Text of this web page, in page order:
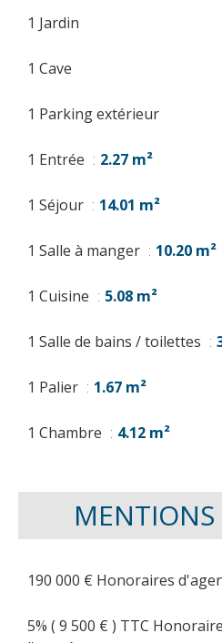
1 Jardin
1 Cave
1 Parking extérieur
1 Entrée 2.27 m²
1 Séjour 14.01 m²
1 Salle à manger 10.20 m²
1 Cuisine 5.08 m²
1 Salle de bains / toilettes
1 Palier 1.67 m²
1 Chambre 4.12 m²
MENTIONS
190 000 € Honoraires
5% ( 9 500 € ) TTC